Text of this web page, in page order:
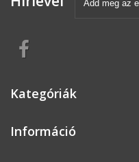
Kategóriák
Információ